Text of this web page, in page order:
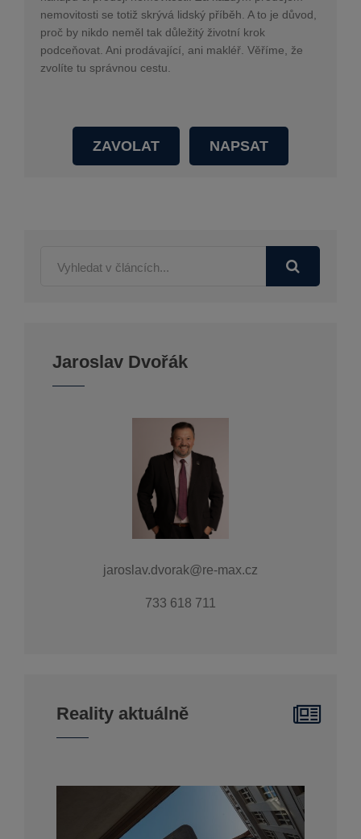
nemovitosti se totiž skrývá lidský příběh. A to je důvod,
proč by nikdo neměl tak důležitý životní krok
podceňovat. Ani prodávající, ani makléř. Věříme, že
zvolíte tu správnou cestu.
ZAVOLAT NAPSAT
Jaroslav Dvořák
jaroslav.dvorak@re-max.cz
733 618 711
Reality aktuálně